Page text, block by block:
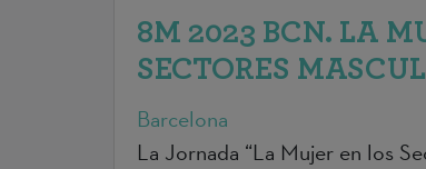
8M 2023 BCN. LA
SECTORES
Barcelona
La Jornada “La Mujer en los